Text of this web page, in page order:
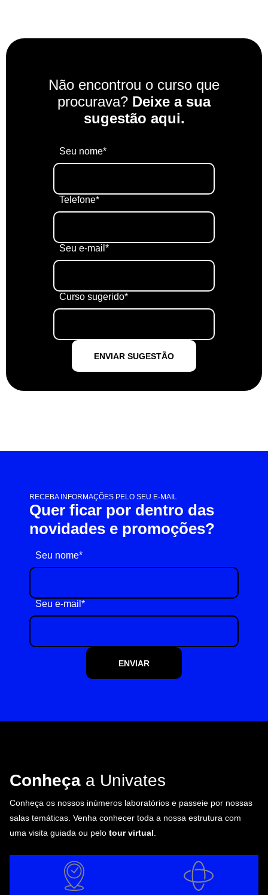
Não encontrou o curso que
procurava? Deixe a sua
sugestão aqui.
Seu nome*
Telefone*
Seu e-mail*
Curso sugerido*
ENVIAR SUGESTÃO
RECEBA INFORMAÇÕES PELO SEU E-MAIL
Quer ficar por dentro das
novidades e promoções?
Seu nome*
Seu e-mail*
ENVIAR
Conheça a Univates
Conheça os nossos inúmeros laboratórios e passeie por nossas
salas temáticas. Venha conhecer toda a nossa estrutura com
uma visita guiada ou pelo tour virtual